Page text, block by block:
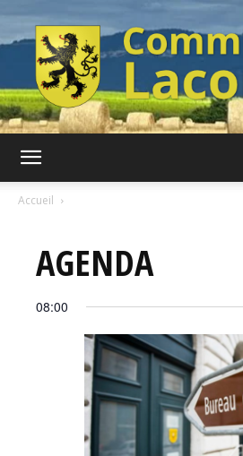
Accueil
AGENDA
08:00